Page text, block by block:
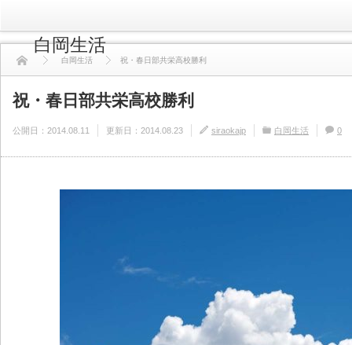
白岡生活
白岡生活 祝・春日部共栄高校勝利
祝・春日部共栄高校勝利
公開日： 2014.08.11 更新日： 2014.08.23 siraokajp 白岡生活 0